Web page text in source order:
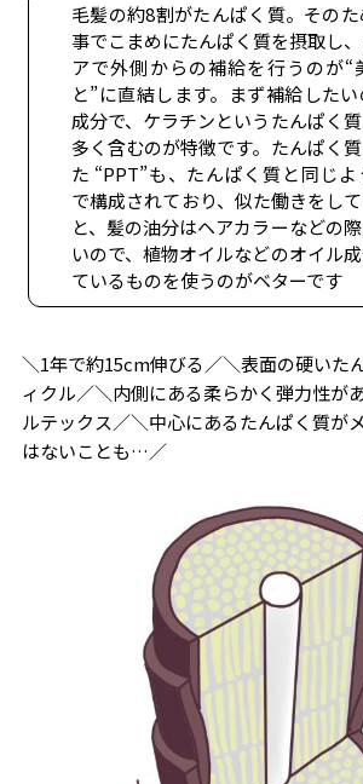
毛髪の約8割がたんぱく質。その
事でこまめにたんぱく質を摂取し
アで外側からの補給を行うのが“
と”に直結します。まず補給した
成分で、ケラチンというたんぱく
多く含むのが特徴です。たんぱく
た “PPT”も、たんぱく質と同じ
で構成されており、似た働きをし
と、髪の油分はヘアカラーなどの
いので、植物オイルなどのオイル
ているものを使うのがベターです
＼1年で約15cm伸びる／＼表面の硬いた
ィクル／＼内側にある柔らかく弾力性が
ルテックス／＼中心にあるたんぱく質が
はないことも…／